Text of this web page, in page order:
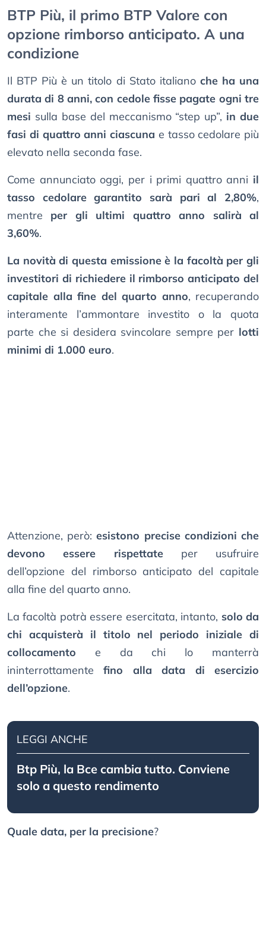
BTP Più, il primo BTP Valore con
opzione rimborso anticipato. A una
condizione
Il BTP Più è un titolo di Stato italiano che ha una
durata di 8 anni, con cedole fisse pagate ogni tre
mesi sulla base del meccanismo “step up”, in due
fasi di quattro anni ciascuna e tasso cedolare più
elevato nella seconda fase.
Come annunciato oggi, per i primi quattro anni il
tasso cedolare garantito sarà pari al 2,80%,
mentre per gli ultimi quattro anno salirà al
3,60%.
La novità di questa emissione è la facoltà per gli
investitori di richiedere il rimborso anticipato del
capitale alla fine del quarto anno, recuperando
interamente l’ammontare investito o la quota
parte che si desidera svincolare sempre per lotti
minimi di 1.000 euro.
Attenzione, però:esistono precise condizioni che
devono essere rispettateper usufruire
dell’opzione del rimborso anticipato del capitale
alla fine del quarto anno.
La facoltà potrà essere esercitata, intanto, solo da
chi acquisterà il titolo nel periodo iniziale di
collocamento e da chi lo manterrà
ininterrottamentefino alla data di esercizio
dell’opzione.
LEGGI ANCHE
Btp Più, la Bce cambia tutto. Conviene
solo a questo rendimento
Quale data, per la precisione?